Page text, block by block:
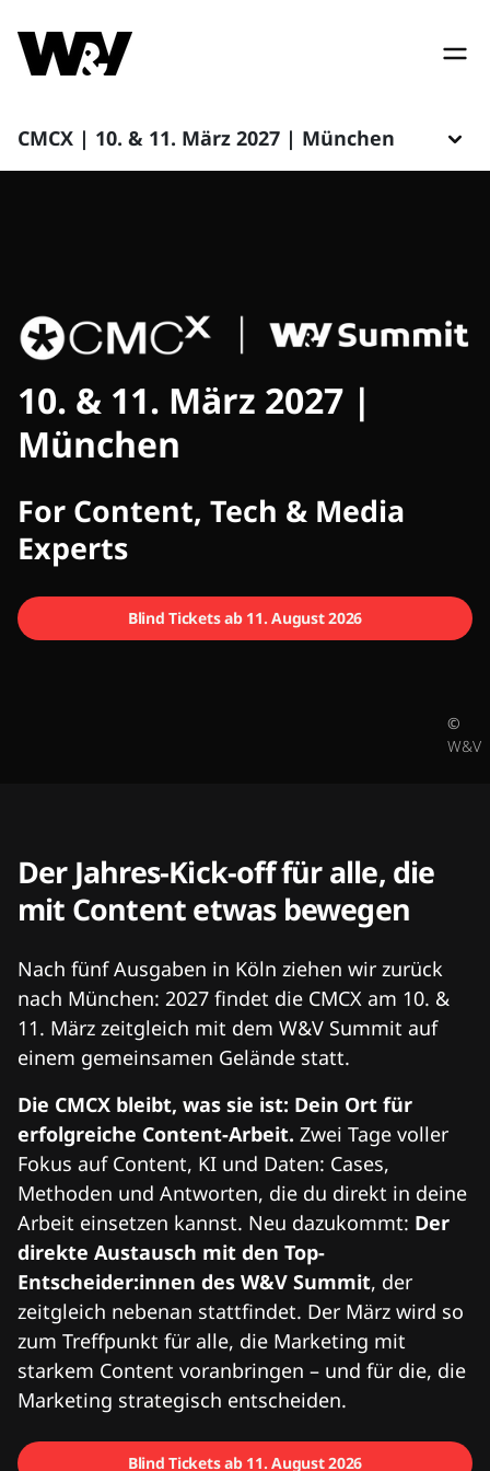
CMCX | 10. & 11. März 2027 | München
CMCX
10. & 11. März 2027 |
München
For Content, Tech & Media
Experts
Blind Tickets ab 11. August 2026
©
W&V
Der Jahres-Kick-off für alle, die
mit Content etwas bewegen
Nach fünf Ausgaben in Köln ziehen wir zurück
nach München: 2027 findet die CMCX am 10. &
11. März zeitgleich mit dem W&V Summit auf
einem gemeinsamen Gelände statt.
Die CMCX bleibt, was sie ist: Dein Ort für
erfolgreiche Content-Arbeit. Zwei Tage voller
Fokus auf Content, KI und Daten: Cases,
Methoden und Antworten, die du direkt in deine
Arbeit einsetzen kannst. Neu dazukommt: Der
direkte Austausch mit den Top-
Entscheider:innen des W&V Summit, der
zeitgleich nebenan stattfindet. Der März wird so
zum Treffpunkt für alle, die Marketing mit
starkem Content voranbringen – und für die, die
Marketing strategisch entscheiden.
Blind Tickets ab 11. August 2026